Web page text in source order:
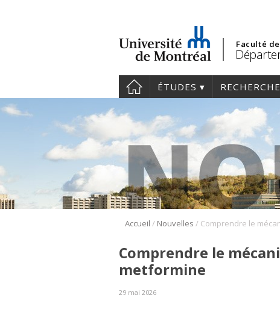
Faculté
ÉTUDES RECHERCHE
Accueil / Nouvelles /
Comprendre le
metformine
29 mai 2026